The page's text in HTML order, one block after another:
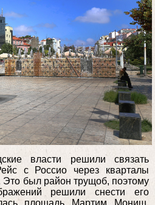
власти решили связать
с Россио через кварталы
был район трущоб, поэтому
решили снести его